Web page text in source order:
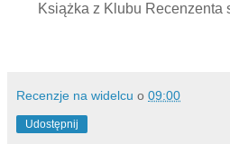
Książka z Klubu Recenzenta
Recenzje na widelcu o 09:00
Udostępnij